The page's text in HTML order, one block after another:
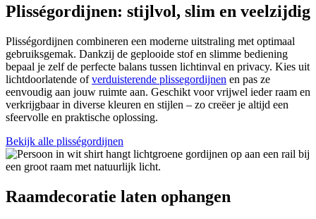
Plisségordijnen: stijlvol, slim en veelzijdig
Plisségordijnen combineren een moderne uitstraling met optimaal
gebruiksgemak. Dankzij de geplooide stof en slimme bediening
bepaal je zelf de perfecte balans tussen lichtinval en privacy. Kies uit
lichtdoorlatende ofverduisterende plissegordijnen en pas ze
eenvoudig aan jouw ruimte aan. Geschikt voor vrijwel ieder raam en
verkrijgbaar in diverse kleuren en stijlen – zo creëer je altijd een
sfeervolle en praktische oplossing.
Bekijk alle plisségordijnen
Raamdecoratie laten ophangen